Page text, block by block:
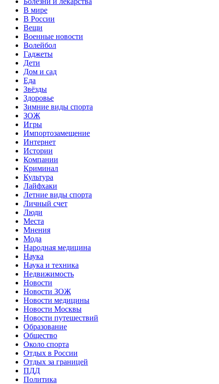
В мире
В России
Вещи
Военные новости
Волейбол
Гаджеты
Дети
Дом и сад
Еда
Звёзды
Здоровье
Зимние виды спорта
ЗОЖ
Игры
Импортозамещение
Интернет
Истории
Компании
Криминал
Культура
Лайфхаки
Летние виды спорта
Личный счет
Люди
Места
Мнения
Мода
Народная медицина
Наука
Наука и техника
Недвижимость
Новости
Новости ЗОЖ
Новости медицины
Новости Москвы
Новости путешествий
Образование
Общество
Около спорта
Отдых в России
Отдых за границей
ПДД
Политика